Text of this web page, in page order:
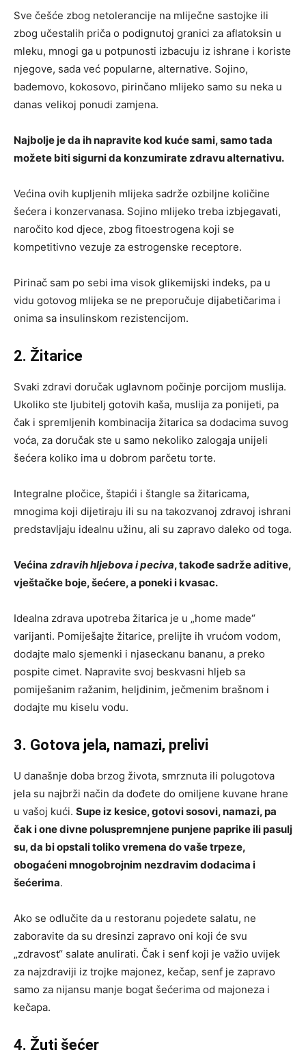
Sve češće zbog netolerancije na mliječne sastojke ili
zbog učestalih priča o podignutoj granici za aflatoksin u
mleku, mnogi ga u potpunosti izbacuju iz ishrane i koriste
njegove, sada već popularne, alternative. Sojino,
bademovo, kokosovo, pirinčano mlijeko samo su neka u
danas velikoj ponudi zamjena.
Najbolje je da ih napravite kod kuće sami, samo tada
možete biti sigurni da konzumirate zdravu alternativu.
Većina ovih kupljenih mlijeka sadrže ozbiljne količine
šećera i konzervanasa. Sojino mlijeko treba izbjegavati,
naročito kod djece, zbog fitoestrogena koji se
kompetitivno vezuje za estrogenske receptore.
Pirinač sam po sebi ima visok glikemijski indeks, pa u
vidu gotovog mlijeka se ne preporučuje dijabetičarima i
onima sa insulinskom rezistencijom.
2. Žitarice
Svaki zdravi doručak uglavnom počinje porcijom muslija.
Ukoliko ste ljubitelj gotovih kaša, muslija za ponijeti, pa
čak i spremljenih kombinacija žitarica sa dodacima suvog
voća, za doručak ste u samo nekoliko zalogaja unijeli
šećera koliko ima u dobrom parčetu torte.
Integralne pločice, štapići i štangle sa žitaricama,
mnogima koji dijetiraju ili su na takozvanoj zdravoj ishrani
predstavljaju idealnu užinu, ali su zapravo daleko od toga.
Većina zdravih hljebova i peciva, takođe sadrže aditive,
vještačke boje, šećere, a poneki i kvasac.
Idealna zdrava upotreba žitarica je u „home made“
varijanti. Pomiješajte žitarice, prelijte ih vrućom vodom,
dodajte malo sjemenki i njaseckanu bananu, a preko
pospite cimet. Napravite svoj beskvasni hljeb sa
pomiješanim ražanim, heljdinim, ječmenim brašnom i
dodajte mu kiselu vodu.
3. Gotova jela, namazi, prelivi
U današnje doba brzog života, smrznuta ili polugotova
jela su najbrži način da dođete do omiljene kuvane hrane
u vašoj kući. Supe iz kesice, gotovi sosovi, namazi, pa
čak i one divne poluspremnjene punjene paprike ili pasulj
su, da bi opstali toliko vremena do vaše trpeze,
obogaćeni mnogobrojnim nezdravim dodacima i
šećerima.
Ako se odlučite da u restoranu pojedete salatu, ne
zaboravite da su dresinzi zapravo oni koji će svu
„zdravost“ salate anulirati. Čak i senf koji je važio uvijek
za najzdraviji iz trojke majonez, kečap, senf je zapravo
samo za nijansu manje bogat šećerima od majoneza i
kečapa.
4. Žuti šećer